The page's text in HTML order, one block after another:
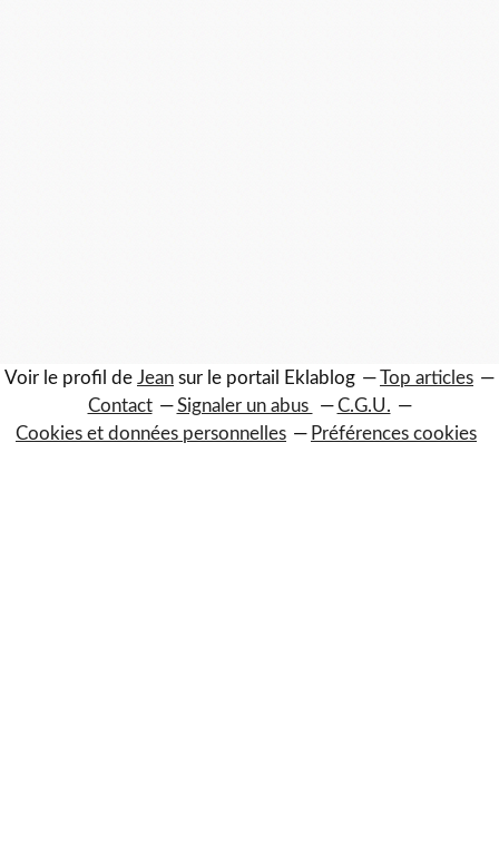
Voir le profil de Jean sur le portail Eklablog
Top articles
Contact
Signaler un abus
C.G.U.
Cookies et données personnelles
Préférences cookies